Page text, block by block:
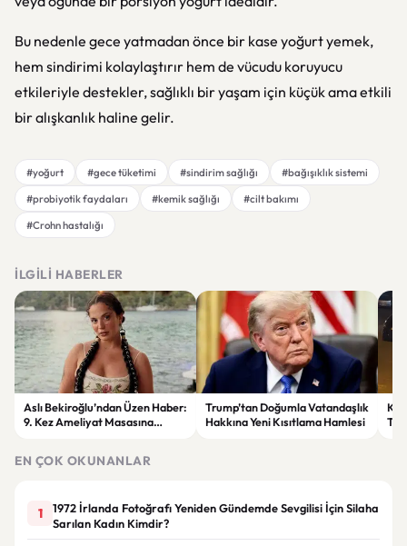
Bu nedenle gece yatmadan önce bir kase yoğurt yemek,
hem sindirimi kolaylaştırır hem de vücudu koruyucu
etkileriyle destekler, sağlıklı bir yaşam için küçük ama etkili
bir alışkanlık haline gelir.
#yoğurt #gece tüketimi #sindirim sağlığı
#bağışıklık sistemi
#probiyotik faydaları
#kemik sağlığı
#cilt bakımı
#Crohn hastalığı
İLGILI HABERLER
Aslı Bekiroğlu’ndan Üzen Haber:
9. Kez Ameliyat Masasına
Trump’tan Doğumla Vatandaşlık
Hakkına Yeni Kısıtlama Hamlesi
EN ÇOK OKUNANLAR
1
1972 İrlanda Fotoğrafı Yeniden Gündemde Sevgilisi İçin Silaha
Sarılan Kadın Kimdir?